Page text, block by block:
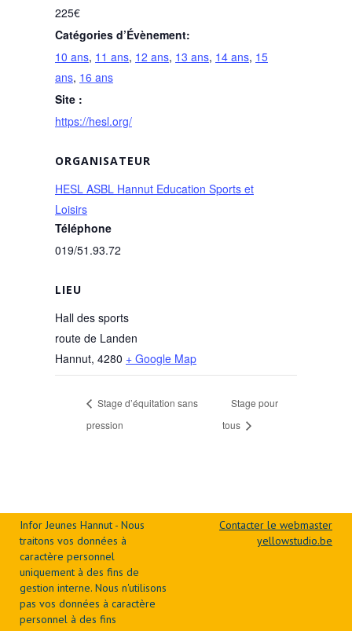
225€
Catégories d’Évènement:
10 ans, 11 ans, 12 ans, 13 ans, 14 ans, 15
ans, 16 ans
Site :
https://hesl.org/
LIEU
Hall des sports
route de Landen
Hannut, 4280 + Google Map
ORGANISATEUR
HESL ASBL Hannut Education Sports et
Loisirs
Téléphone
019/51.93.72
Stage d’équitation sans
pression
Stage pour
tous
Infor Jeunes Hannut - Nous
traitons vos données à
caractère personnel
uniquement à des fins de
gestion interne. Nous n'utilisons
pas vos données à caractère
personnel à des fins
Contacter le webmaster
yellowstudio.be